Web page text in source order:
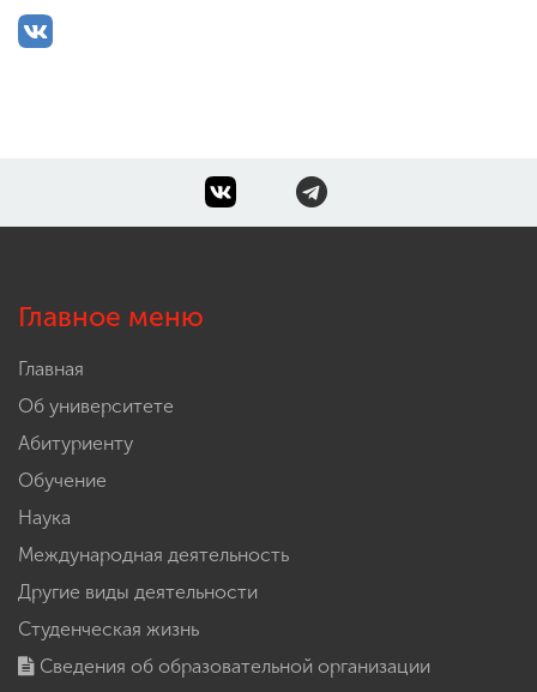
Главное меню
Главная
Об университете
Абитуриенту
Обучение
Наука
Международная деятельность
Другие виды деятельности
Студенческая жизнь
Сведения об образовательной организации